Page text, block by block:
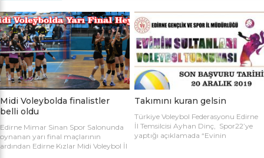
Midi Voleybolda finalistler
belli oldu
Edirne Mimar Sinan Spor Salonunda
oynanan yarı final maçlarının
ardından Edirne Kızlar Midi Voleybol İl
Takımını kuran gelsin
Türkiye Voleybol Federasyonu Edirne
İl Temsilcisi Ayhan Dinç, Spor22’ye
yaptığı açıklamada “Evinin